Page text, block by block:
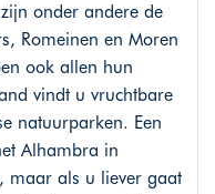
onder andere de
Romeinen en Moren
ook allen hun
vindt u vruchtbare
natuurparken. Een
Alhambra in
maar als u liever gaat